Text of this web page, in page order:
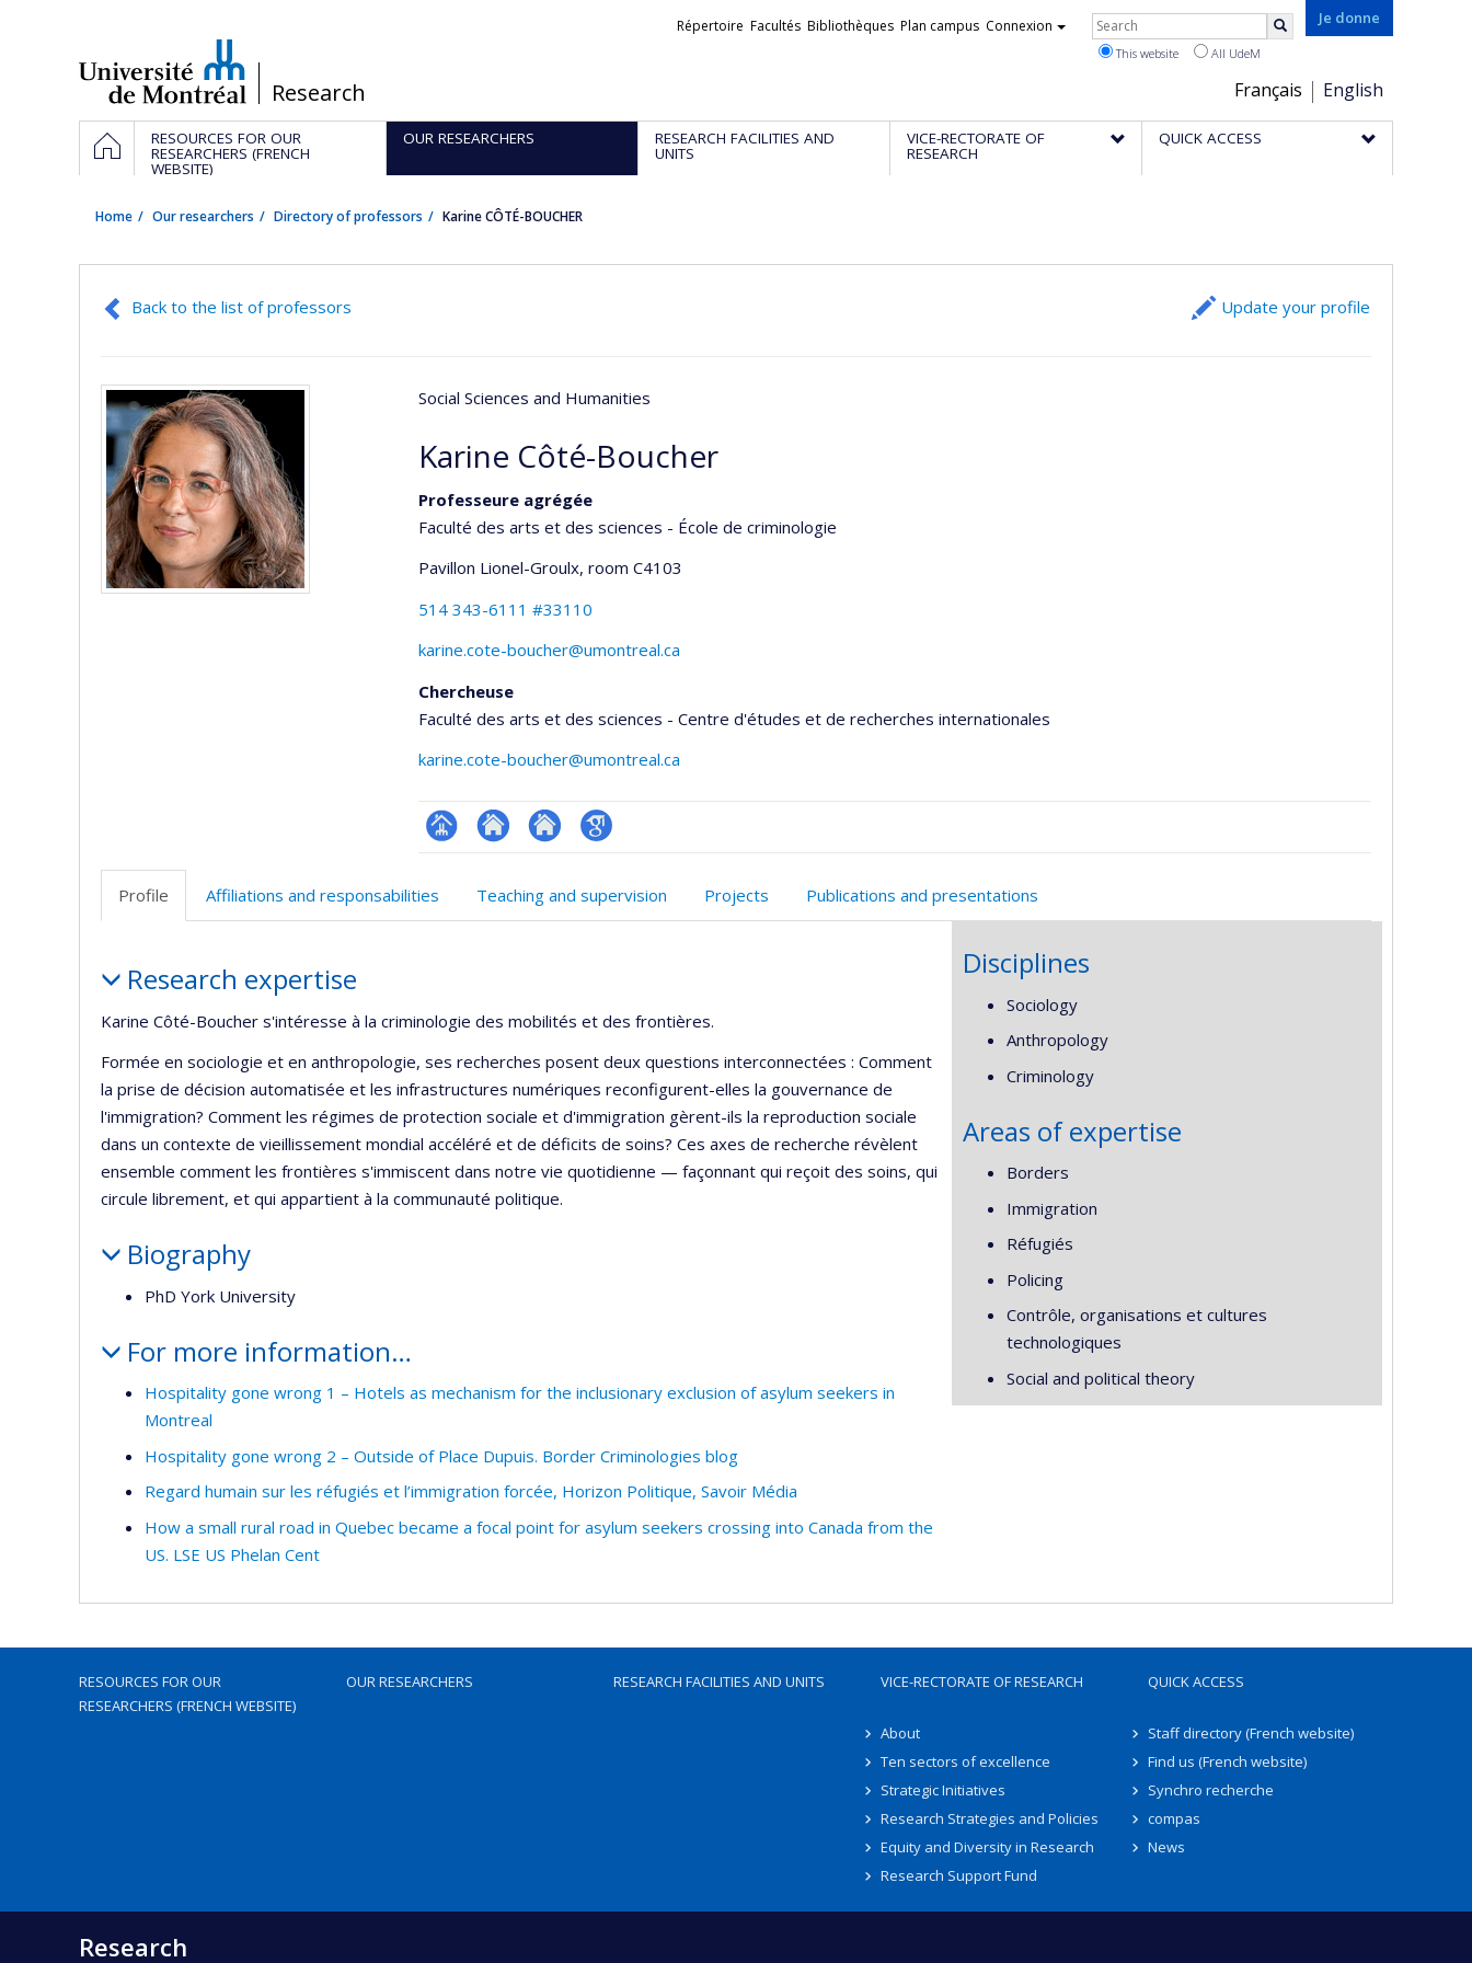
/Research
Je donne
Choix
de
la
Français English
Liens
Répertoire Facultés Bibliothèques Plan campus Connexion Rechercher
This website All UdeM
Navigation
principale
HOMERESOURCES FOR OUR
RESEARCHERS (FRENCH
WEBSITE)
OUR RESEARCHERS RESEARCH FACILITIES AND
UNITS
VICE-RECTORATE OF
RESEARCH
QUICK ACCESS
Home Our researchers Directory of professors Karine CÔTÉ-BOUCHER
Back to the list of professors Update your profile
Social Sciences and Humanities
Karine Côté-Boucher
Professeure agrégée
Faculté des arts et des sciences - École de criminologie
Pavillon Lionel-Groulx, room C4103
514 343-6111 #33110
karine.cote-boucher@umontreal.ca
Chercheuse
Faculté des arts et des sciences - Centre d'études et de recherches internationales
karine.cote-boucher@umontreal.ca
Page
(faculté,département,école)
Site
Site
de
Google
Profile Affiliations and responsabilities Teaching and supervision Projects Publications and presentations
Research expertise
Karine Côté-Boucher s'intéresse à la criminologie des mobilités et des frontières.
Formée en sociologie et en anthropologie, ses recherches posent deux questions interconnectées : Comment
la prise de décision automatisée et les infrastructures numériques reconfigurent-elles la gouvernance de
l'immigration? Comment les régimes de protection sociale et d'immigration gèrent-ils la reproduction sociale
dans un contexte de vieillissement mondial accéléré et de déficits de soins? Ces axes de recherche révèlent
ensemble comment les frontières s'immiscent dans notre vie quotidienne — façonnant qui reçoit des soins, qui
circule librement, et qui appartient à la communauté politique.
Biography
PhD York University
For more information…
Hospitality gone wrong 1 – Hotels as mechanism for the inclusionary exclusion of asylum seekers in
Montreal
Hospitality gone wrong 2 – Outside of Place Dupuis. Border Criminologies blog
Regard humain sur les réfugiés et l’immigration forcée, Horizon Politique, Savoir Média
How a small rural road in Quebec became a focal point for asylum seekers crossing into Canada from the
US. LSE US Phelan Cent
Disciplines
Sociology
Anthropology
Criminology
Areas of expertise
Borders
Immigration
Réfugiés
Policing
Contrôle, organisations et cultures
technologiques
Social and political theory
RESOURCES FOR OUR
RESEARCHERS (FRENCH WEBSITE)
OUR RESEARCHERS RESEARCH FACILITIES AND UNITS VICE-RECTORATE OF RESEARCH
About
Ten sectors of excellence
Strategic Initiatives
Research Strategies and Policies
Equity and Diversity in Research
Research Support Fund
QUICK ACCESS
Staff directory (French website)
Find us (French website)
Synchro recherche
compas
News
Research